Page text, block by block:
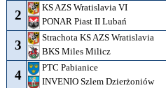
2
KS AZS Wratislavia VI
PONAR Piast II Lubań
3
Strachota KS AZS Wratislavia
BKS Miles Milicz
4
PTC Pabianice
INVENIO Szlem Dzierżoniów